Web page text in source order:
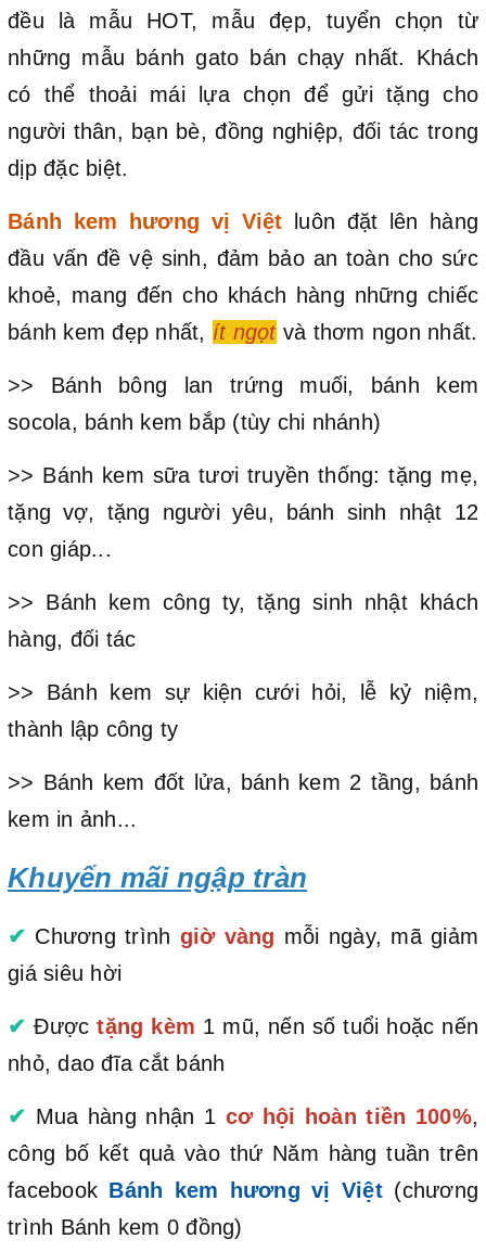
đều là mẫu HOT, mẫu đẹp, tuyển chọn từ
những mẫu bánh gato bán chạy nhất. Khách
có thể thoải mái lựa chọn để gửi tặng cho
người thân, bạn bè, đồng nghiệp, đối tác trong
dịp đặc biệt.
Bánh kem hương vị Việt luôn đặt lên hàng
đầu vấn đề vệ sinh, đảm bảo an toàn cho sức
khoẻ, mang đến cho khách hàng những chiếc
bánh kem đẹp nhất, ít ngọt và thơm ngon nhất.
>> Bánh bông lan trứng muối, bánh kem
socola, bánh kem bắp (tùy chi nhánh)
>> Bánh kem sữa tươi truyền thống: tặng mẹ,
tặng vợ, tặng người yêu, bánh sinh nhật 12
con giáp...
>> Bánh kem công ty, tặng sinh nhật khách
hàng, đối tác
>> Bánh kem sự kiện cưới hỏi, lễ kỷ niệm,
thành lập công ty
>> Bánh kem đốt lửa, bánh kem 2 tầng, bánh
kem in ảnh...
Khuyến mãi ngập tràn
✔ Chương trình giờ vàng mỗi ngày, mã giảm
giá siêu hời
✔ Được tặng kèm 1 mũ, nến số tuổi hoặc nến
nhỏ, dao đĩa cắt bánh
✔ Mua hàng nhận 1 cơ hội hoàn tiền 100%,
công bố kết quả vào thứ Năm hàng tuần trên
facebook Bánh kem hương vị Việt(chương
trình Bánh kem 0 đồng)